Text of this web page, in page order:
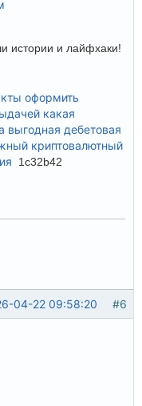
истории и лайфхаки!
оформить
какая
выгодная дебетовая
криптовалютный
1c32b42
#6
04-22 09:58:20